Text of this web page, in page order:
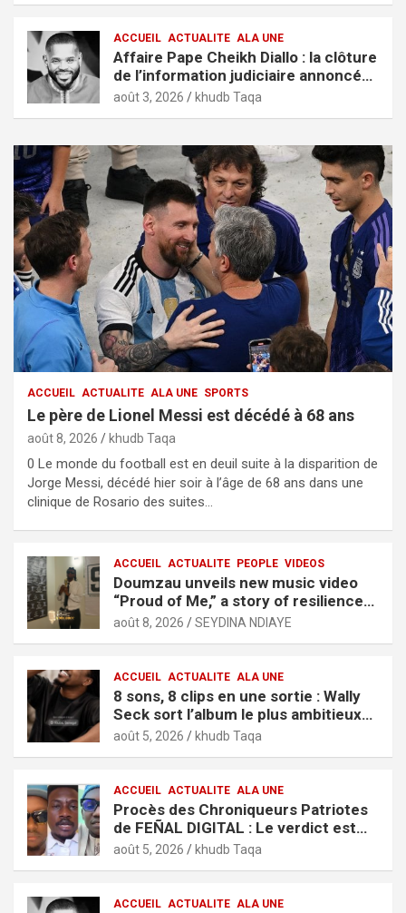
ACCUEIL ACTUALITE ALA UNE
Affaire Pape Cheikh Diallo : la clôture
de l’information judiciaire annoncée
par le tribunal de Pikine-Guédiawaye
août 3, 2026 khudb Taqa
ACCUEIL ACTUALITE ALA UNE SPORTS
Le père de Lionel Messi est décédé à 68 ans
août 8, 2026 khudb Taqa
0 Le monde du football est en deuil suite à la disparition de
Jorge Messi, décédé hier soir à l’âge de 68 ans dans une
clinique de Rosario des suites…
ACCUEIL ACTUALITE PEOPLE VIDEOS
Doumzau unveils new music video
“Proud of Me,” a story of resilience
and ambition
août 8, 2026 SEYDINA NDIAYE
ACCUEIL ACTUALITE ALA UNE
8 sons, 8 clips en une sortie : Wally
Seck sort l’album le plus ambitieux
de sa carrière, « It’s Only Love »
août 5, 2026 khudb Taqa
ACCUEIL ACTUALITE ALA UNE
Procès des Chroniqueurs Patriotes
de FEÑAL DIGITAL : Le verdict est
tombé
août 5, 2026 khudb Taqa
ACCUEIL ACTUALITE ALA UNE